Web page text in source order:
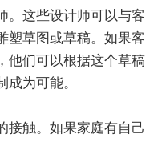
。这些设计师可以与客
塑草图或草稿。如果客
他们可以根据这个草稿
为可能。
接触。如果家庭有自己